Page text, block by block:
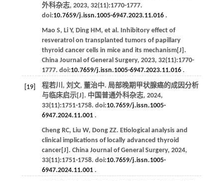
外科杂志, 2023, 32(11):1770-1777.
doi:10.7659/j.issn.1005-6947.2023.11.016.
Mao S, Li Y, Ding HM, et al . Inhibitory effect of
resveratrol on transplanted tumors of papillary
thyroid cancer cells in mice and its mechanism[J].
China Journal of General Surgery, 2023, 32(11):1770-
1777. doi:10.7659/j.issn.1005-6947.2023.11.016.
[19]
程若川, 刘文, 董治中. 局部晚期甲状腺癌的成因分析
与临床启示[J]. 中国普通外科杂志, 2024,
33(11):1751-1758. doi:10.7659/j.issn.1005-
6947.2024.11.001.
Cheng RC, Liu W, Dong ZZ. Etiological analysis and
clinical implications of locally advanced thyroid
cancer[J]. China Journal of General Surgery, 2024,
33(11):1751-1758. doi:10.7659/j.issn.1005-
6947.2024.11.001.